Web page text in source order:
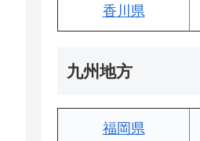
香川県
九州地方
福岡県